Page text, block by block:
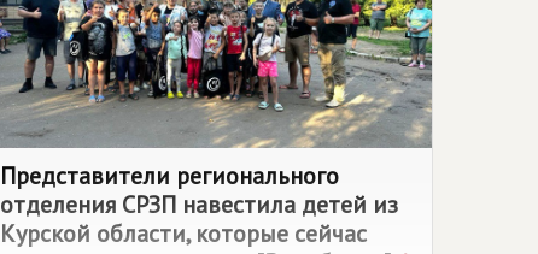
Представители регионального
отделения СРЗП навестила детей из
Курской области, которые сейчас